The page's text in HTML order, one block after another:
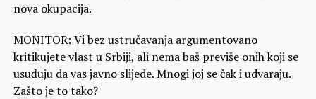
nova okupacija.
MONITOR: Vi bez ustručavanja argumentovano
kritikujete vlast u Srbiji, ali nema baš previše onih koji se
usuđuju da vas javno slijede. Mnogi joj se čak i udvaraju.
Zašto je to tako?